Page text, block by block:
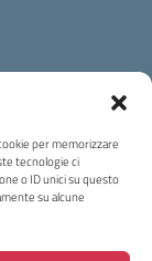
per memorizzare
tecnologie ci
o ID unici su questo
su alcune
Policy